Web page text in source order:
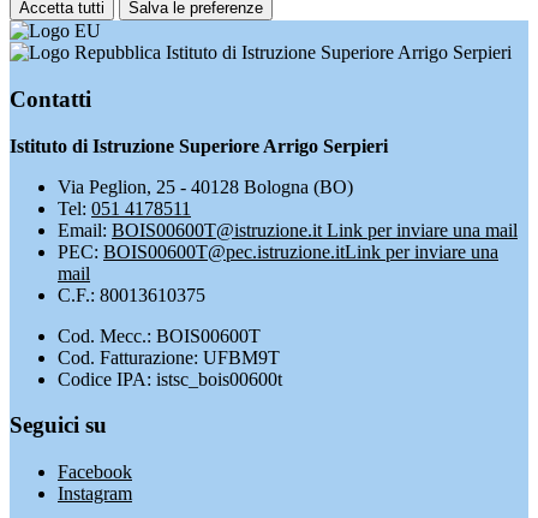
Accetta tutti Salva le preferenze
Istituto di Istruzione Superiore Arrigo Serpieri
Contatti
Istituto di Istruzione Superiore Arrigo Serpieri
Via Peglion, 25 - 40128 Bologna (BO)
Tel: 051 4178511
Email: BOIS00600T@istruzione.it Link per inviare una mail
PEC: BOIS00600T@pec.istruzione.itLink per inviare una
mail
C.F.: 80013610375
Cod. Mecc.: BOIS00600T
Cod. Fatturazione: UFBM9T
Codice IPA: istsc_bois00600t
Seguici su
Facebook
Instagram